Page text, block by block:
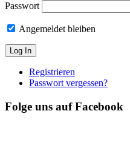
Passwort
Angemeldet bleiben
Registrieren
Passwort vergessen?
Folge uns auf Facebook